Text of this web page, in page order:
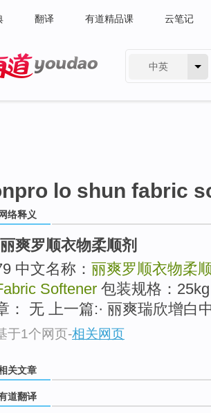
翻译 有道精品课 云笔记
中英
lo shun fabric
网络释义
丽爽罗顺衣物柔顺剂
中文名称： 丽爽罗顺衣物柔
Softener 包装规格：
： 无 上一篇:· 丽爽瑞欣增白
于1个网页-相关网页
关文章
道翻译